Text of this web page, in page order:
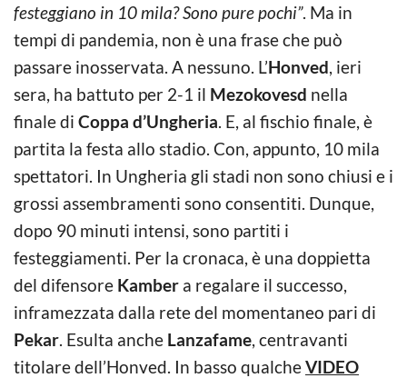
festeggiano in 10 mila? Sono pure pochi”. Ma in
tempi di pandemia, non è una frase che può
passare inosservata. A nessuno. L’Honved, ieri
sera, ha battuto per 2-1 il Mezokovesd nella
finale di Coppa d’Ungheria. E, al fischio finale, è
partita la festa allo stadio. Con, appunto, 10 mila
spettatori. In Ungheria gli stadi non sono chiusi e i
grossi assembramenti sono consentiti. Dunque,
dopo 90 minuti intensi, sono partiti i
festeggiamenti. Per la cronaca, è una doppietta
del difensore Kamber a regalare il successo,
inframezzata dalla rete del momentaneo pari di
Pekar. Esulta anche Lanzafame, centravanti
titolare dell’Honved. In basso qualcheVIDEO